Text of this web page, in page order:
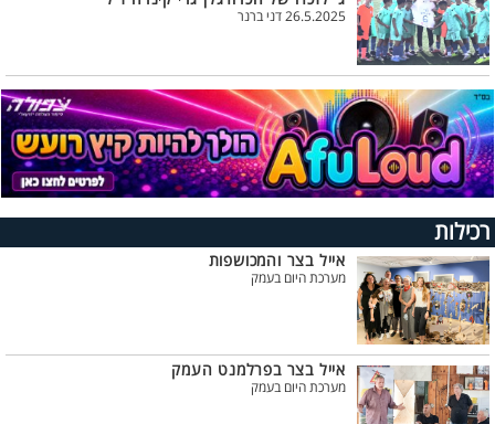
26.5.2025 דני ברנר
רכילות
אייל בצר והמכושפות
מערכת היום בעמק
אייל בצר בפרלמנט העמק
מערכת היום בעמק